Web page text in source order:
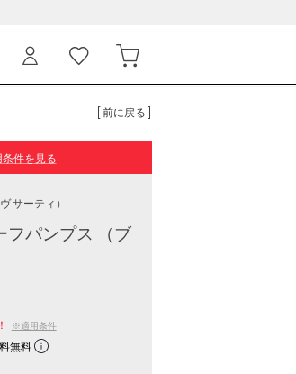
[ 前に戻る ]
件を見る
サーティ）
フパンプス （ブ
※適用条件
無料